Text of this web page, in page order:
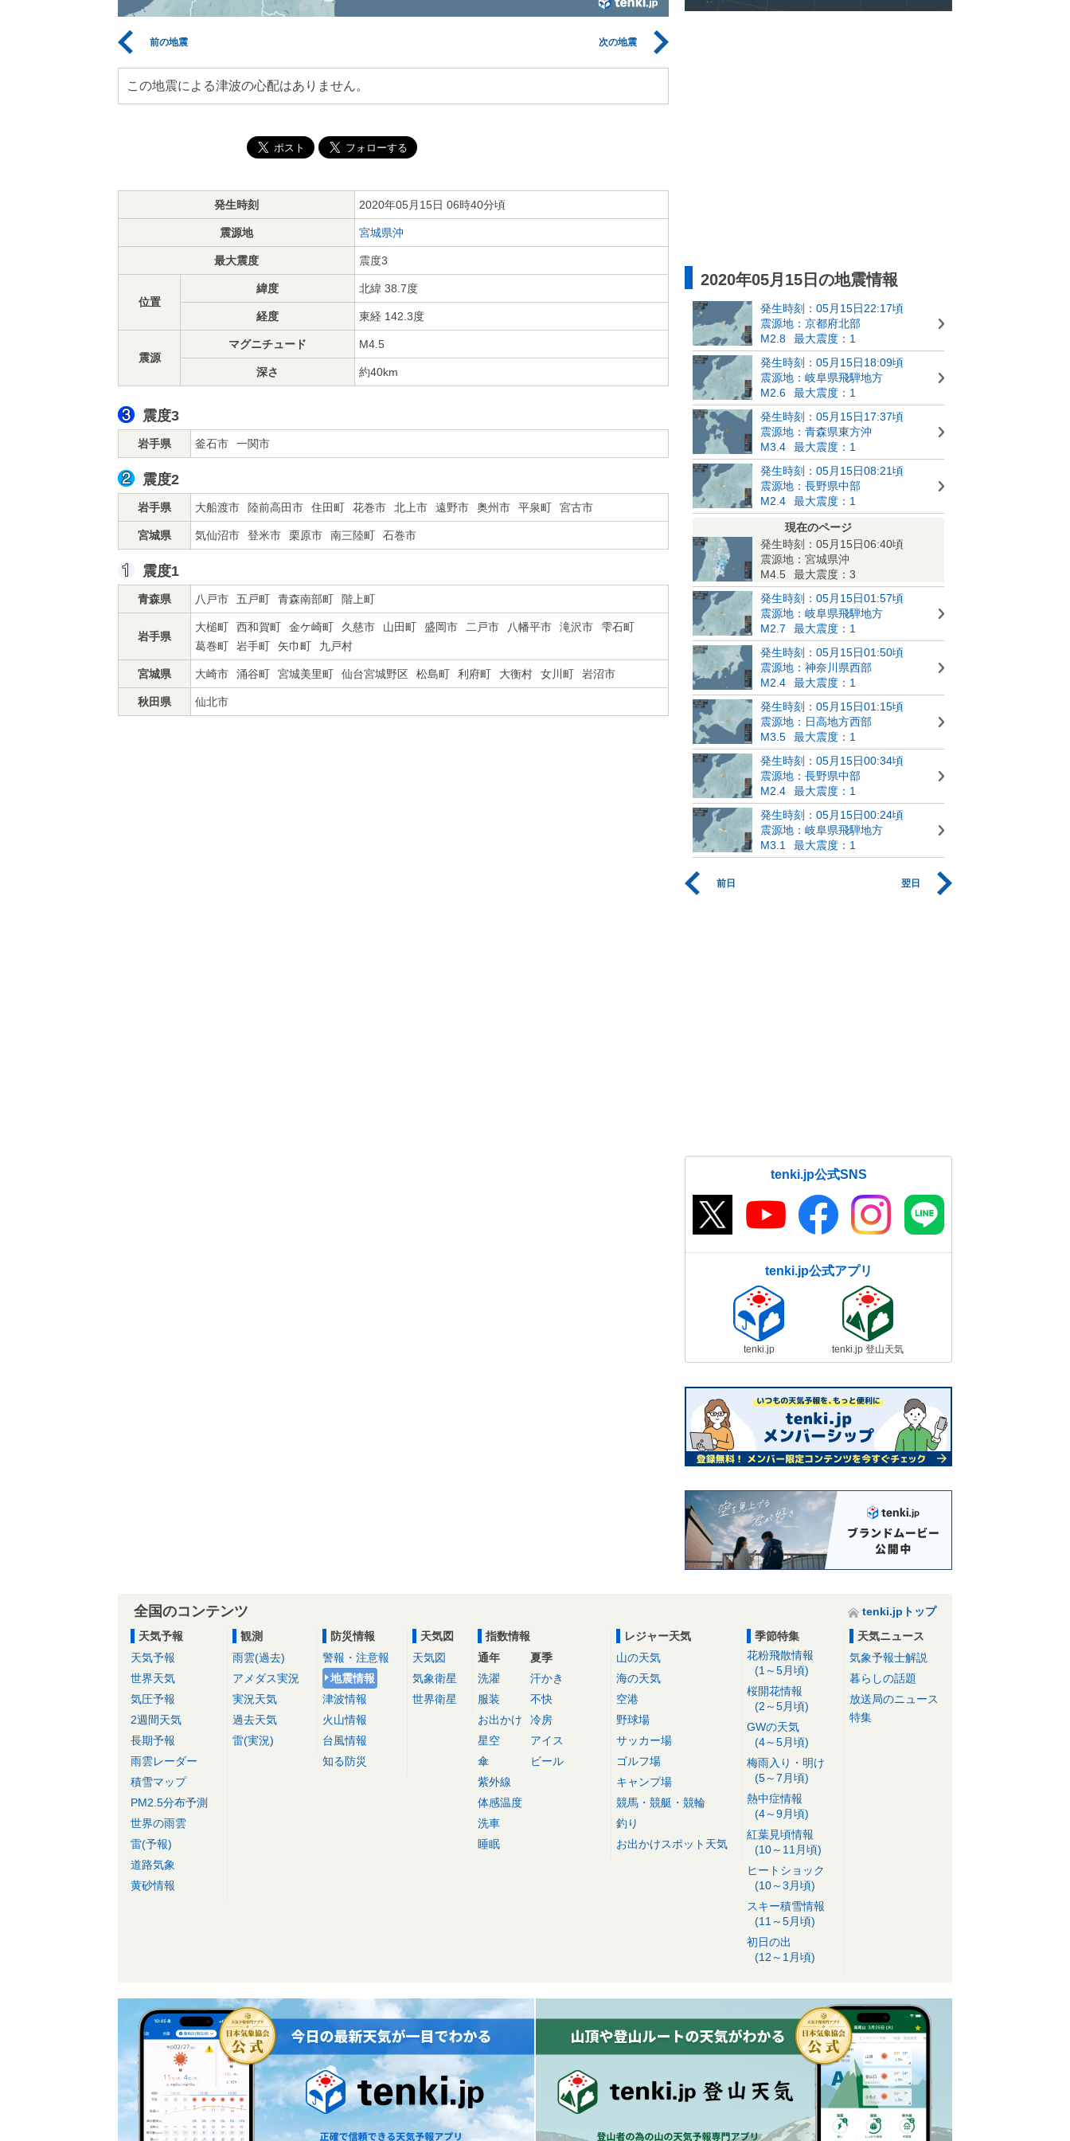
前の地震 次の地震
この地震による津波の心配はありません。
発生時刻 2020年05月15日 06時40分頃
震源地 宮城県沖
最大震度 震度3
位置
緯度 北緯 38.7度
経度 東経 142.3度
震源
マグニチュード M4.5
深さ 約40km
震度3
岩手県 釜石市 一関市
震度2
岩手県 大船渡市 陸前高田市 住田町 花巻市 北上市 遠野市 奥州市 平泉町 宮古市
宮城県 気仙沼市 登米市 栗原市 南三陸町 石巻市
震度1
青森県 八戸市 五戸町 青森南部町 階上町
岩手県
大槌町 西和賀町 金ケ崎町 久慈市 山田町 盛岡市 二戸市 八幡平市 滝沢市
雫石町
葛巻町
岩手町 矢巾町 九戸村
宮城県 大崎市 涌谷町 宮城美里町 仙台宮城野区 松島町 利府町 大衡村 女川町 岩沼市
秋田県 仙北市
2020年05月15日の地震情報
発生時刻：05月15日22:17頃
震源地：京都府北部
M2.8
最大震度：1
発生時刻：05月15日18:09頃
震源地：岐阜県飛騨地方
M2.6
最大震度：1
発生時刻：05月15日17:37頃
震源地：青森県東方沖
M3.4
最大震度：1
発生時刻：05月15日08:21頃
震源地：長野県中部
M2.4
最大震度：1
現在のページ
発生時刻：05月15日06:40頃
震源地：宮城県沖
M4.5
最大震度：3
発生時刻：05月15日01:57頃
震源地：岐阜県飛騨地方
M2.7
最大震度：1
発生時刻：05月15日01:50頃
震源地：神奈川県西部
M2.4
最大震度：1
発生時刻：05月15日01:15頃
震源地：日高地方西部
M3.5
最大震度：1
発生時刻：05月15日00:34頃
震源地：長野県中部
M2.4
最大震度：1
発生時刻：05月15日00:24頃
震源地：岐阜県飛騨地方
M3.1
最大震度：1
前日 翌日
tenki.jp公式SNS
tenki.jp公式アプリ
tenki.jp tenki.jp 登山天気
全国のコンテンツ
tenki.jpトップ
天気予報
天気予報
世界天気
気圧予報
2週間天気
長期予報
雨雲レーダー
積雪マップ
PM2.5分布予測
世界の雨雲
雷(予報)
道路気象
黄砂情報
観測
雨雲(過去)
アメダス実況
実況天気
過去天気
雷(実況)
防災情報
警報・注意報
地震情報
津波情報
火山情報
台風情報
知る防災
天気図
天気図
気象衛星
世界衛星
指数情報
通年
洗濯
服装
お出かけ
星空
傘
紫外線
体感温度
洗車
睡眠
夏季
汗かき
不快
冷房
アイス
ビール
レジャー天気
山の天気
海の天気
空港
野球場
サッカー場
ゴルフ場
キャンプ場
競馬・競艇・競輪
釣り
お出かけスポット天気
季節特集
花粉飛散情報
(1～5月頃)
桜開花情報
(2～5月頃)
GWの天気
(4～5月頃)
梅雨入り・明け
(5～7月頃)
熱中症情報
(4～9月頃)
紅葉見頃情報
(10～11月頃)
ヒートショック
(10～3月頃)
スキー積雪情報
(11～5月頃)
初日の出
(12～1月頃)
天気ニュース
気象予報士解説
暮らしの話題
放送局のニュース
特集